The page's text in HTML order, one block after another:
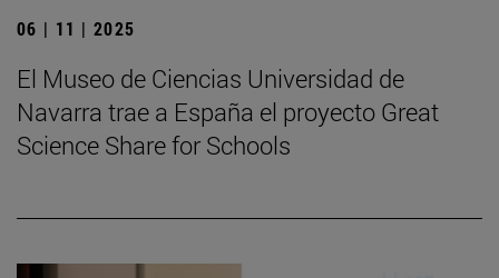
06 | 11 | 2025
El Museo de Ciencias Universidad de
Navarra trae a España el proyecto Great
Science Share for Schools